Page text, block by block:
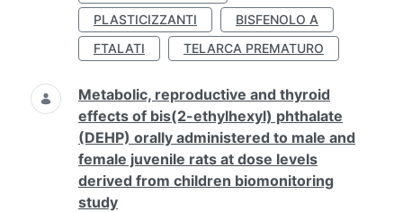
PLASTICIZZANTI
BISFENOLO A
FTALATI
TELARCA PREMATURO
Metabolic, reproductive and thyroid
effects of bis(2-ethylhexyl) phthalate
(DEHP) orally administered to male and
female juvenile rats at dose levels
derived from children biomonitoring
study